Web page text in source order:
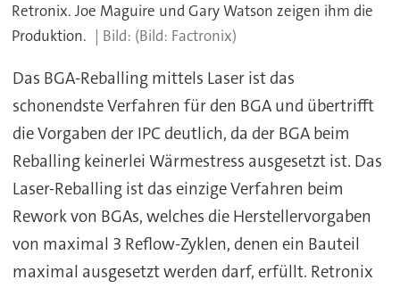
Retronix. Joe Maguire und Gary Watson zeigen ihm die
Produktion.
(Bild: Factronix)
Das BGA-Reballing mittels Laser ist das
schonendste Verfahren für den BGA und übertrifft
die Vorgaben der IPC deutlich, da der BGA beim
Reballing keinerlei Wärmestress ausgesetzt ist. Das
Laser-Reballing ist das einzige Verfahren beim
Rework von BGAs, welches die Herstellervorgaben
von maximal 3 Reflow-Zyklen, denen ein Bauteil
maximal ausgesetzt werden darf, erfüllt. Retronix